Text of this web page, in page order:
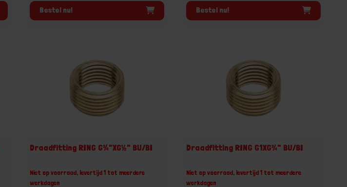
Bestel nu! Bestel nu!
Draadfitting RING G¾"XG½" BU/BI
Niet op voorraad, levertijd 1 tot meerdere
werkdagen
Draadfitting RING G1XG¾" BU/BI
Niet op voorraad, levertijd 1 tot meerdere
werkdagen